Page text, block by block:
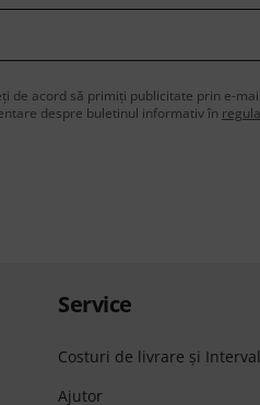
de acord să primiți publicitate prin e-
despre buletinul informativ în
Service
Costuri de livrare şi
Ajutor